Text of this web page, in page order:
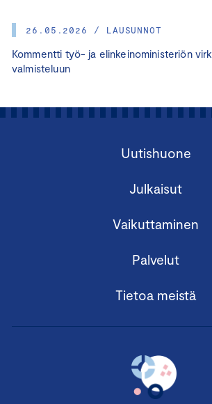
26.05.2026 / LAUSUNNOT
Kommentti työ- ja elinkeinoministeriön
valmisteluun
Uutishuone
Julkaisut
Vaikuttaminen
Palvelut
Tietoa meistä